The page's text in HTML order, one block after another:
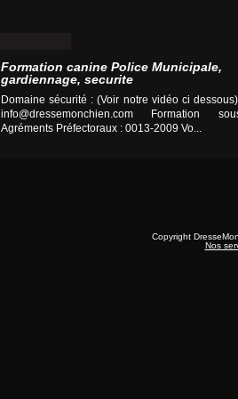
Formation canine Police Municipale,
gardiennage, securite
Domaine sécurité : (Voir notre vidéo ci
info@dressemonchien.com Formation
Agréments Préfectoraux : 0013-2009 Vo...
Copyright
Nos